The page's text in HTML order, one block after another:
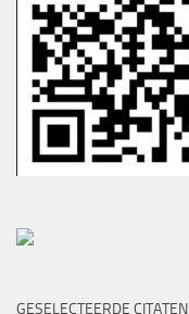
GESELECTEERDE CITATEN